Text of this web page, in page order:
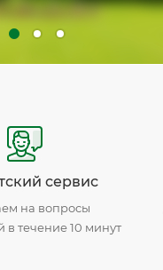
сервис
на вопросы
в течение 10 минут